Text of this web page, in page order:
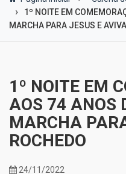
1º NOITE EM
MARCHA PARA JESUS E
1º NOITE EM
AOS 74 ANOS
MARCHA
ROCHEDO
24/11/2022